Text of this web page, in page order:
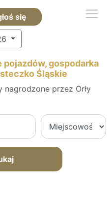
się
pojazdów, gospodarka
Śląskie
przez Orły